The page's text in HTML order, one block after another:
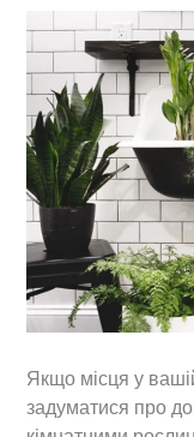
Якщо місця у
задуматися про